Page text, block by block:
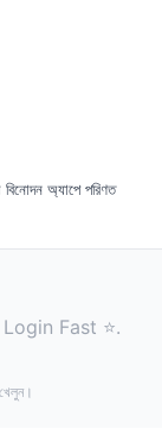
অ্যাপে পরিণত
Login Fast ⭐.